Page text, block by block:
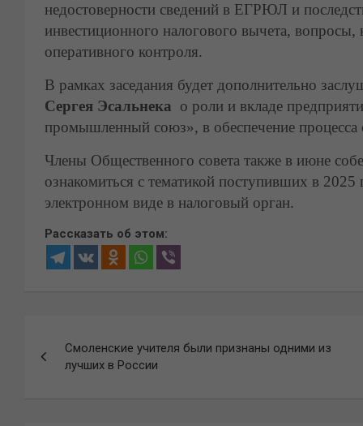
недостоверности сведений в ЕГРЮЛ и
инвестиционного налогового вычета,
оперативного контроля.
В рамках заседания будет дополнительно
Сергея Эсальнека о роли и вкладе
промышленный союз», в обеспечение процесса
Члены Общественного совета также в июне
ознакомиться с тематикой поступивших в
электронном виде в налоговый орган.
Рассказать об этом:
по
Смоленские учителя были признаны одними из
лучших в России